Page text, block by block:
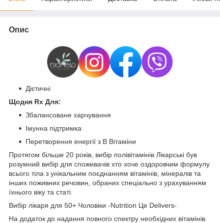
Опис
Дієтичні
Щодня Rx Для:
Збалансоване харчування
Імунна підтримка
Перетворення енергії з B Вітаміни
Протягом більше 20 років, вибір полівітамінів Лікарські був
розумний вибір для споживачів хто хоче оздоровчим формулу
всього тіла з унікальним поєднанням вітамінів, мінералів та
інших поживних речовин, обраних спеціально з урахуванням
їхнього віку та статі.
Вибір лікаря для 50+ Чоловіки -Nutrition Це Delivers-
На додаток до надання повного спектру необхідних вітамінів